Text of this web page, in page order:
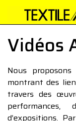
Vidéos
Nous
montrant des
travers des
d’expositions.